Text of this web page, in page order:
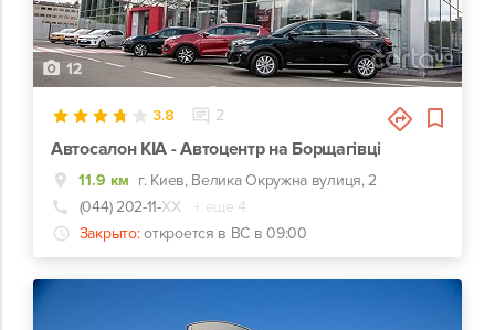
12
3.8 2
Автосалон KIA - Автоцентр на Борщагівці
11.9 км г. Киев, Велика Окружна вулиця, 2
(044) 202-11-ХХ
+ еще 4
Закрыто: откроется в ВС в 09:00